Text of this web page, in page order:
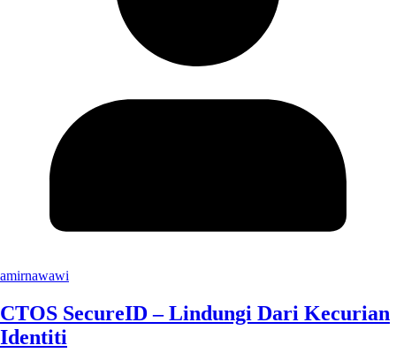
amirnawawi
CTOS SecureID – Lindungi Dari Kecurian
Identiti